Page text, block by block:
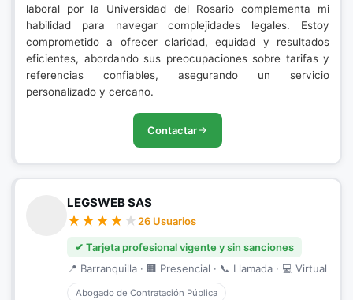
laboral por la Universidad del Rosario complementa mi
habilidad para navegar complejidades legales. Estoy
comprometido a ofrecer claridad, equidad y resultados
eficientes, abordando sus preocupaciones sobre tarifas y
referencias confiables, asegurando un servicio
personalizado y cercano.
Contactar
LEGSWEB SAS
26 Usuarios
✔ Tarjeta profesional vigente y sin sanciones
📍 Barranquilla · 🏢 Presencial · 📞 Llamada · 💻 Virtual
Abogado de Contratación Pública